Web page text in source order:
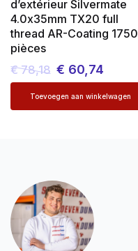
d’extérieur Silvermate
4.0x35mm TX20 full
thread AR-Coating 1750
pièces
€78,18
Le
prix
€ 60,74
Le
prix